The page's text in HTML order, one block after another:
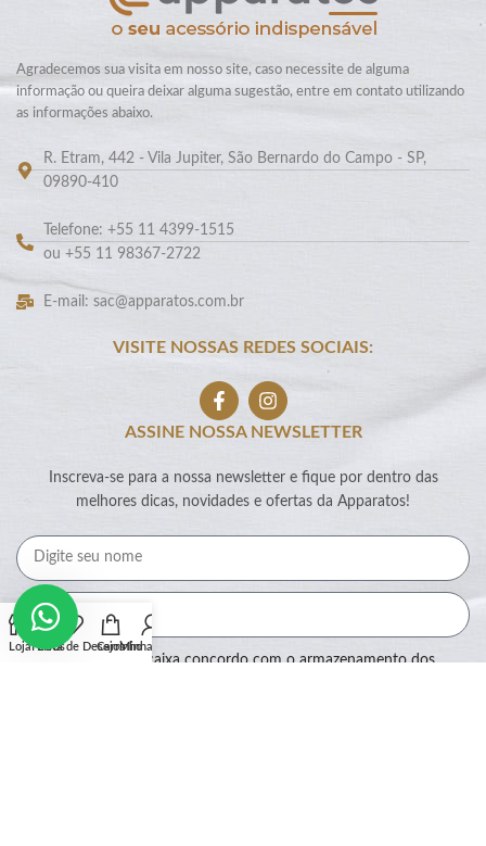
Agradecemos sua visita em nosso site, caso necessite de alguma
informação ou queira deixar alguma sugestão, entre em contato utilizando
as informações abaixo.
R. Etram, 442 - Vila Jupiter, São Bernardo do Campo - SP,
09890-410
Telefone: +55 11 4399-1515
ou +55 11 98367-2722
E-mail: sac@apparatos.com.br
VISITE NOSSAS REDES SOCIAIS:
ASSINE NOSSA NEWSLETTER
Inscreva-se para a nossa newsletter e fique por dentro das
melhores dicas, novidades e ofertas da Apparatos!
Ao marcar essa caixa concordo com o armazenamento dos
LojaFiltros
Lista de Desejos
CarrinhoMinha conta